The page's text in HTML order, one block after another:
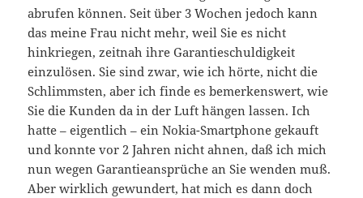
abrufen können. Seit über 3 Wochen jedoch kann
das meine Frau nicht mehr, weil Sie es nicht
hinkriegen, zeitnah ihre Garantieschuldigkeit
einzulösen. Sie sind zwar, wie ich hörte, nicht die
Schlimmsten, aber ich finde es bemerkenswert, wie
Sie die Kunden da in der Luft hängen lassen. Ich
hatte – eigentlich – ein Nokia-Smartphone gekauft
und konnte vor 2 Jahren nicht ahnen, daß ich mich
nun wegen Garantieansprüche an Sie wenden muß.
Aber wirklich gewundert, hat mich es dann doch